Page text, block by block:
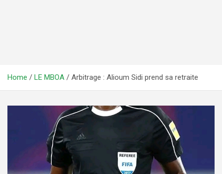
Home LE MBOA Arbitrage : Alioum Sidi prend sa retraite